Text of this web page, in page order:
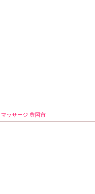
ッサージ 豊岡市